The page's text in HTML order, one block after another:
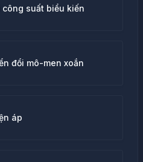
công suất biểu kiến
đổi mô-men xoắn
áp